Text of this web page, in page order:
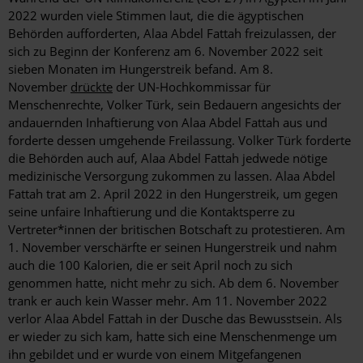
2022 wurden viele Stimmen laut, die die ägyptischen
Behörden aufforderten, Alaa Abdel Fattah freizulassen, der
sich zu Beginn der Konferenz am 6. November 2022 seit
sieben Monaten im Hungerstreik befand. Am 8.
November drückte der UN-Hochkommissar für
Menschenrechte, Volker Türk, sein Bedauern angesichts der
andauernden Inhaftierung von Alaa Abdel Fattah aus und
forderte dessen umgehende Freilassung. Volker Türk forderte
die Behörden auch auf, Alaa Abdel Fattah jedwede nötige
medizinische Versorgung zukommen zu lassen. Alaa Abdel
Fattah trat am 2. April 2022 in den Hungerstreik, um gegen
seine unfaire Inhaftierung und die Kontaktsperre zu
Vertreter*innen der britischen Botschaft zu protestieren. Am
1. November verschärfte er seinen Hungerstreik und nahm
auch die 100 Kalorien, die er seit April noch zu sich
genommen hatte, nicht mehr zu sich. Ab dem 6. November
trank er auch kein Wasser mehr. Am 11. November 2022
verlor Alaa Abdel Fattah in der Dusche das Bewusstsein. Als
er wieder zu sich kam, hatte sich eine Menschenmenge um
ihn gebildet und er wurde von einem Mitgefangenen